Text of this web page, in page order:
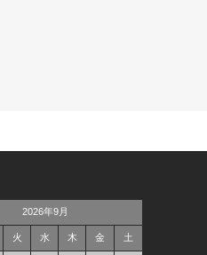
2026年9月
火 水 木 金 土